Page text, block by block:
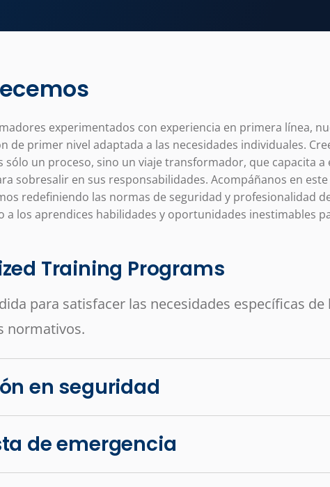
experimentados con experiencia en primera línea,
de primer nivel adaptada a las necesidades individuales.
sólo un proceso, sino un viaje transformador, que capacita a
sobresalir en sus responsabilidades. Acompáñanos en este
redefiniendo las normas de seguridad y profesionalidad
a los aprendices habilidades y oportunidades inestimables
Training Programs
para satisfacer las necesidades específicas de
normativos.
en seguridad
de emergencia